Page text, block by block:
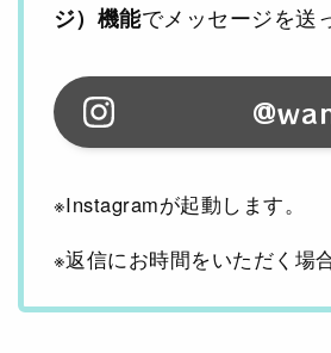
ジ）機能でメッセージを送
※Instagramが起動します。
※返信にお時間をいただく場